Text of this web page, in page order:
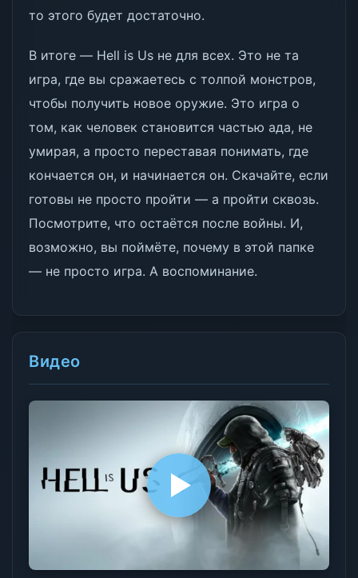
то этого будет достаточно.
В итоге — Hell is Us не для всех. Это не та
игра, где вы сражаетесь с толпой монстров,
чтобы получить новое оружие. Это игра о
том, как человек становится частью ада, не
умирая, а просто переставая понимать, где
кончается он, и начинается он. Скачайте, если
готовы не просто пройти — а пройти сквозь.
Посмотрите, что остаётся после войны. И,
возможно, вы поймёте, почему в этой папке
— не просто игра. А воспоминание.
Видео